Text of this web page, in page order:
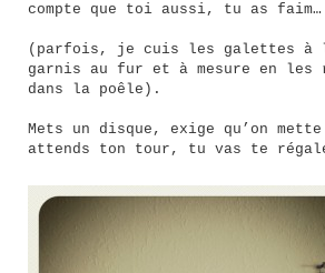
compte que toi aussi, tu as faim…
(parfois, je cuis les galettes à
garnis au fur et à mesure en les
dans la poêle).
Mets un disque, exige qu’on
attends ton tour, tu vas te